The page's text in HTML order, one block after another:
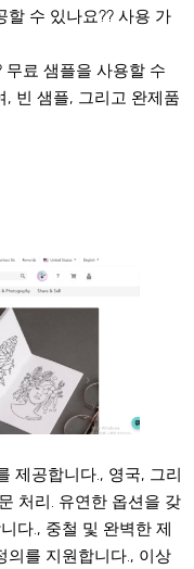
할 수 있나요?? 사용 가
무료 샘플을 사용할 수
빈 샘플, 그리고 완제품
제공합니다., 영국, 그리
처리. 유연한 옵션을 갖
다., 중철 및 완벽한 제
의를 지원합니다., 이상